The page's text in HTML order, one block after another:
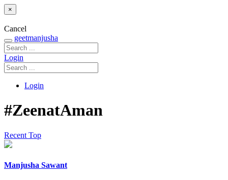
×
Cancel
geetmanjusha
Login
Login
#ZeenatAman
Recent Top
Manjusha Sawant